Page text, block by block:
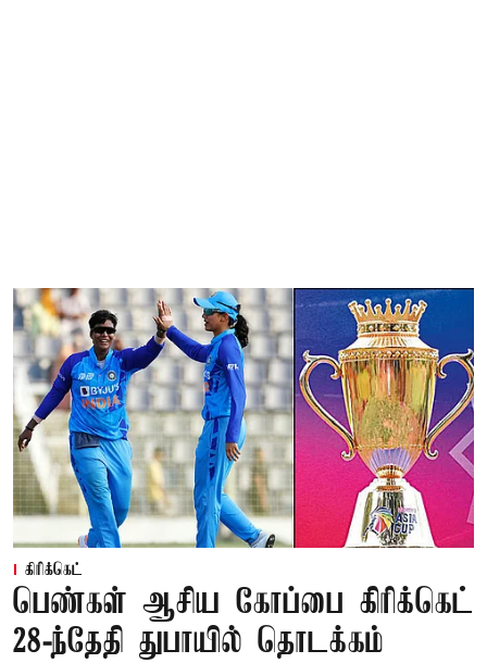
கிரிக்கெட்
பெண்கள் ஆசிய கோப்பை கிரிக்கெட்
28-ந்தேதி துபாயில் தொடக்கம்